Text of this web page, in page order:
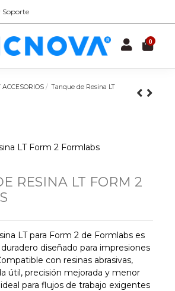
Soporte
0
ACCESORIOS
Tanque de Resina LT
RESINA LT FORM 2
LT para Form 2 de Formlabs es
diseñado para impresiones
con resinas abrasivas,
útil, precisión mejorada y menor
para flujos de trabajo exigentes